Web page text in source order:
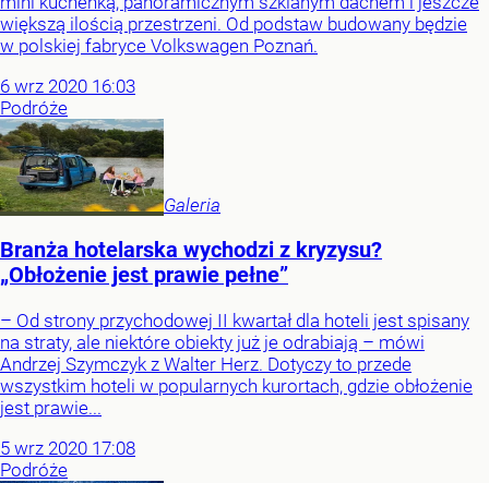
większą ilością przestrzeni. Od podstaw budowany będzie
w polskiej fabryce Volkswagen Poznań.
6 wrz 2020 16:03
Podróże
Galeria
Branża hotelarska wychodzi z kryzysu?
„Obłożenie jest prawie pełne”
– Od strony przychodowej II kwartał dla hoteli jest spisany
na straty, ale niektóre obiekty już je odrabiają – mówi
Andrzej Szymczyk z Walter Herz. Dotyczy to przede
wszystkim hoteli w popularnych kurortach, gdzie obłożenie
jest prawie...
5 wrz 2020 17:08
Podróże